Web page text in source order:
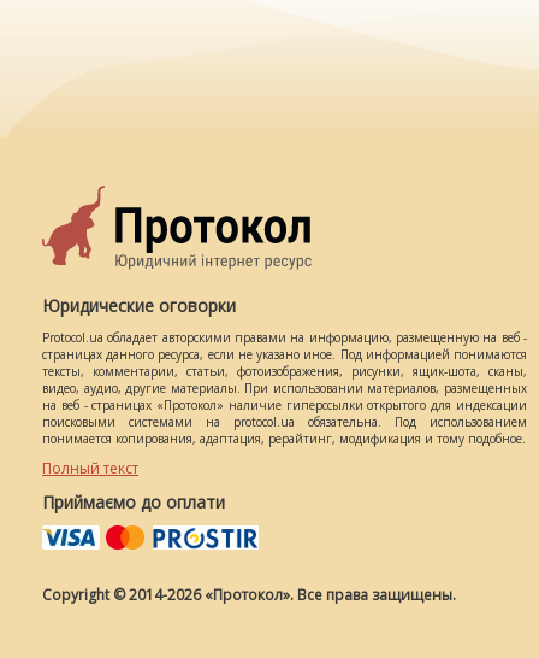
Юридические оговорки
Protocol.ua обладает авторскими правами на информацию, размещенную на веб -
страницах данного ресурса, если не указано иное. Под информацией понимаются
тексты, комментарии, статьи, фотоизображения, рисунки, ящик-шота, сканы,
видео, аудио, другие материалы. При использовании материалов, размещенных
на веб - страницах «Протокол» наличие гиперссылки открытого для индексации
поисковыми системами на protocol.ua обязательна. Под использованием
понимается копирования, адаптация, рерайтинг, модификация и тому подобное.
Полный текст
Приймаємо до оплати
Copyright © 2014-2026 «Протокол». Все права защищены.